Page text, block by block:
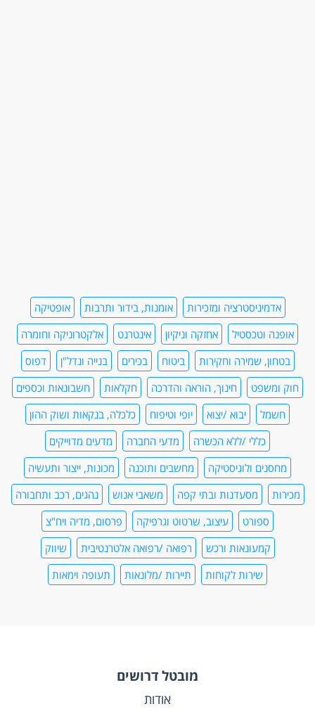
אדמיניסטרציה ומזכירות אומנות, בידור ותרבות
אופטיקה
אופנה וטכסטיל
אחזקה וניקיון אינטרנט
אלקטרוניקה וחומרה
בטחון, שמירה וחקירות
ביטוח בכירים בנייה ונדל"ן
דפוס
חוק ומשפט
חינוך, הוראה והדרכה חקלאות
חשבונאות וכספים
חשמל
יבוא /יצוא יופי וטיפוח
כלכלה, בנקאות ושוק ההון
כללי /ללא הכשרה
מדעי החברה
מדעים מדוייקים
מחסנים ולוגיסטיקה
מחשבים ותוכנה
מכונות, ייצור ותעשיה
מכירות
מסעדנות ובתי קפה משאבי אנוש
נהגים, רכב ותחבורה
ספורט
עיצוב, שרטוט וגרפיקה
פרסום, מדיה ויח"צ
קמעונאות ורכש
רפואה /רפואה אלטרנטיבית
שיווק
שירות לקוחות
תיירות /מלונאות תעופה וימאות
מובטל דרושים
אודות